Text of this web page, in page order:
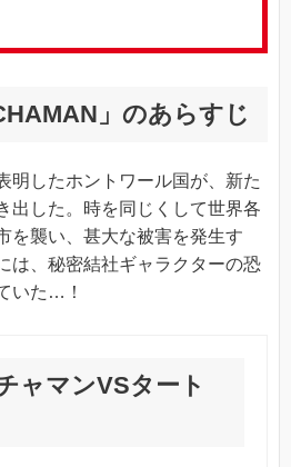
」のあらすじ
明したホントワール国が、新た
出した。時を同じくして世界各
を襲い、甚大な被害を発生す
は、秘密結社ギャラクターの恐
いた…！
ャマンVSタート